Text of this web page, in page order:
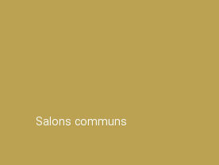
Salons communs